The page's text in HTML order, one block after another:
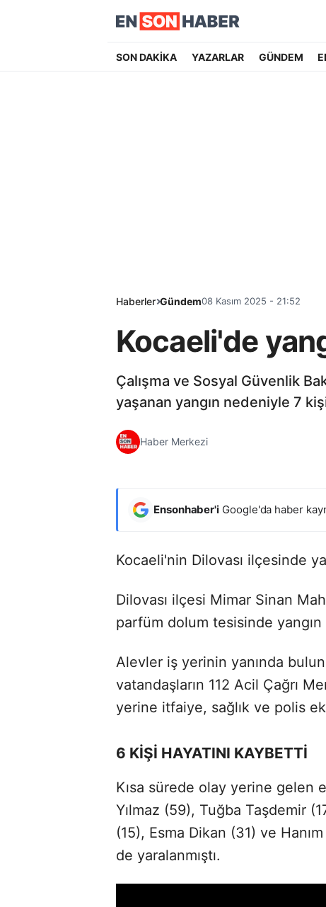
SON DAKİKA YAZARLAR GÜNDEM
Haberler Gündem08 Kasım 2025 - 21:52
Kocaeli'de
Çalışma ve Sosyal Güvenlik
yaşanan yangın nedeniyle 7
Haber Merkezi
Ensonhaber'i Google'da haber
Kocaeli'nin Dilovası ilçesinde
Dilovası ilçesi Mimar Sinan
parfüm dolum tesisinde yangın
Alevler iş yerinin yanında
vatandaşların 112 Acil Çağrı
yerine itfaiye, sağlık ve polis
6 KİŞİ HAYATINI KAYBETTİ
Kısa sürede olay yerine gelen
Yılmaz (59), Tuğba Taşdemir
(15), Esma Dikan (31) ve
de yaralanmıştı.